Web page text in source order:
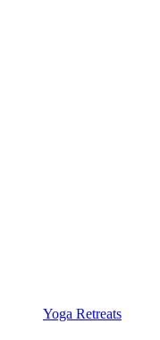
Yoga Retreats